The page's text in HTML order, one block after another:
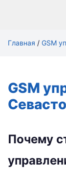
Главная / GSM
GSM
Почему